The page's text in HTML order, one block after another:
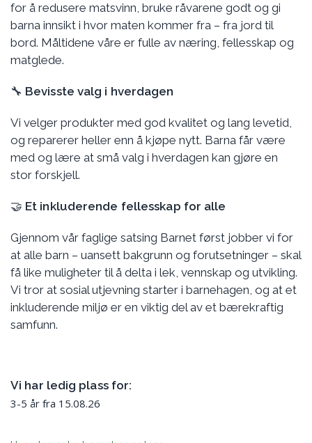
for å redusere matsvinn, bruke råvarene godt og gi
barna innsikt i hvor maten kommer fra – fra jord til
bord. Måltidene våre er fulle av næring, fellesskap og
matglede.
🔧 Bevisste valg i hverdagen
Vi velger produkter med god kvalitet og lang levetid,
og reparerer heller enn å kjøpe nytt. Barna får være
med og lære at små valg i hverdagen kan gjøre en
stor forskjell.
🤝 Et inkluderende fellesskap for alle
Gjennom vår faglige satsing Barnet først jobber vi for
at alle barn – uansett bakgrunn og forutsetninger – skal
få like muligheter til å delta i lek, vennskap og utvikling.
Vi tror at sosial utjevning starter i barnehagen, og at et
inkluderende miljø er en viktig del av et bærekraftig
samfunn.
Vi har ledig plass for:
3-5 år fra 15.08.26